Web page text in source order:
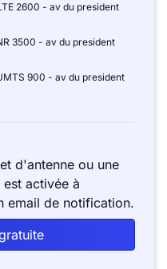
2600 - av du president
3500 - av du president
900 - av du president
d'antenne ou une
activée à
email de notification.